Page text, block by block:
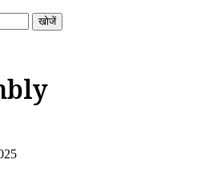
खोजें